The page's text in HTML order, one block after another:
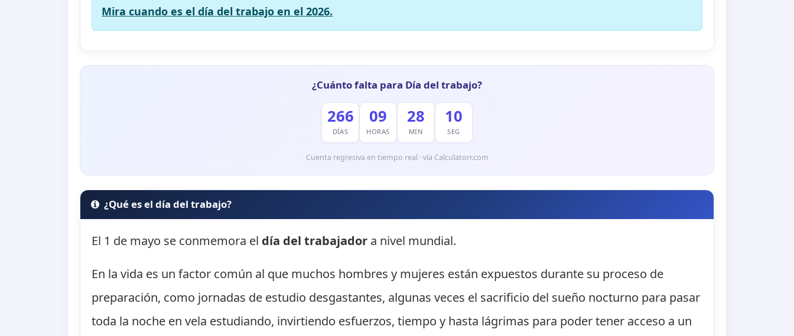
Mira cuando es el día del trabajo en el 2026.
¿Cuánto falta para Día del trabajo?
266
DÍAS
09
HORAS
28
MIN
09
SEG
Cuenta regresiva en tiempo real · vía Calculatorr.com
¿Qué es el día del trabajo?
El 1 de mayo se conmemora el día del trabajador a nivel mundial.
En la vida es un factor común al que muchos hombres y mujeres están expuestos durante su proceso de
preparación, como jornadas de estudio desgastantes, algunas veces el sacrificio del sueño nocturno para pasar
toda la noche en vela estudiando, invirtiendo esfuerzos, tiempo y hasta lágrimas para poder tener acceso a un